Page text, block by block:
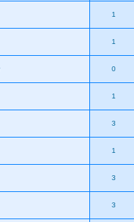
1
1
0
1
3
1
3
3